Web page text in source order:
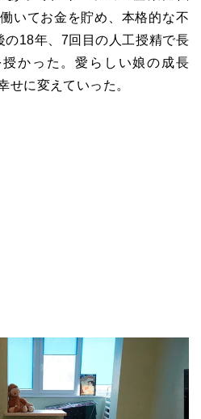
いてお金を貯め、本格的な不
の18年、7回目の人工授精で長
かった。愛らしい娘の成長
せに変えていった。